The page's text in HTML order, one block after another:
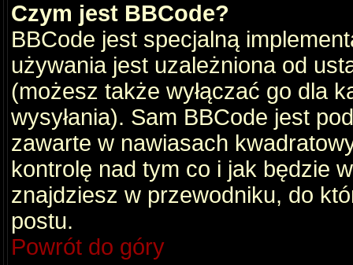
Czym jest BBCode?
BBCode jest specjalną
używania jest uzależniona od
(możesz także wyłączać go dla
wysyłania). Sam BBCode jest
zawarte w nawiasach
kontrolę nad tym co i jak będzie
znajdziesz w przewodniku, do
postu.
Powrót do góry